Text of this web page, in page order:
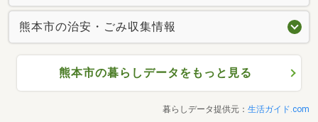
熊本市の治安・ごみ収集情報
熊本市の暮らしデータをもっと見る
暮らしデータ提供元： 生活ガイド.com